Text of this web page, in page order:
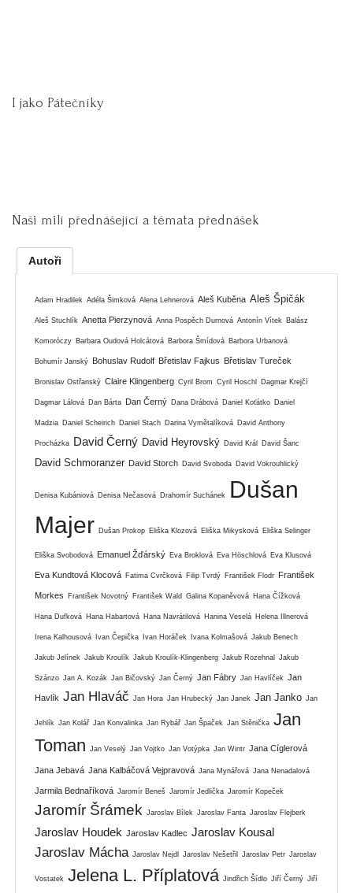
I jako Pátečníky
Naši milí přednášející a témata přednášek
Autoři
Adam Hradilek Adéla Šimková Alena Lehnerová Aleš Kuběna Aleš Špičák
Aleš Stuchlík Anetta Pierzynová Anna Pospěch Durnová Antonín Vítek Balász
Komoróczy Barbara Oudová Holcátová Barbora Šmídová Barbora Urbanová
Bohumír Janský Bohuslav Rudolf Břetislav Fajkus Břetislav Tureček
Bronislav Ostřanský Claire Klingenberg Cyril Brom Cyril Hoschl Dagmar Krejčí
Dagmar Lálová Dan Bárta Dan Černý Dana Drábová Daniel Koťátko Daniel
Madzia Daniel Scheirich Daniel Stach Darina Vymětalíková David Anthony
Procházka David Černý David Heyrovský David Král David Šanc
David Schmoranzer David Storch David Svoboda David Vokrouhlický
Denisa Kubániová Denisa Nečasová Drahomír Suchánek
Dušan
Majer Dušan Prokop Eliška Klozová Eliška Mikysková Eliška Selinger
Eliška Svobodová Emanuel Žďárský Eva Broklová Eva Höschlová Eva Klusová
Eva Kundtová Klocová Fatima Cvrčková Filip Tvrdý František Flodr František
Morkes František Novotný František Wald Galina Kopaněvová Hana Čížková
Hana Dufková Hana Habartová Hana Navrátilová Hanina Veselá Helena Illnerová
Irena Kalhousová Ivan Čepička Ivan Horáček Ivana Kolmašová Jakub Benech
Jakub Jelínek Jakub Kroulík Jakub Kroulík-Klingenberg Jakub Rozehnal Jakub
Szánzo Jan A. Kozák Jan Bičovský Jan Černý Jan Fábry Jan Havlíček Jan
Havlík Jan Hlaváč Jan Hora Jan Hrubecký Jan Janek Jan Janko Jan
Jehlík Jan Kolář Jan Konvalinka Jan Rybář Jan Špaček Jan Stěnička Jan
Toman
Jan Veselý Jan Vojtko Jan Votýpka Jan Wintr Jana Cíglerová
Jana Jebavá Jana Kalbáčová Vejpravová Jana Mynářová Jana Nenadalová
Jarmila Bednaříková Jaromír Beneš Jaromír Jedlička Jaromír Kopeček
Jaromír Šrámek Jaroslav Bílek Jaroslav Fanta Jaroslav Flejberk
Jaroslav Houdek Jaroslav Kadlec Jaroslav Kousal
Jaroslav Mácha Jaroslav Nejdl Jaroslav Nešetřil Jaroslav Petr Jaroslav
Vostatek Jelena L. Příplatová Jindřich Šídlo Jiří Černý Jiří